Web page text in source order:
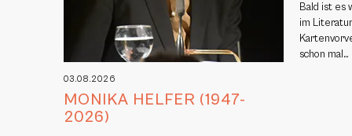
03.08.2026
MONIKA HELFER (1947-
2026)
Bald ist es
im
schon mal…